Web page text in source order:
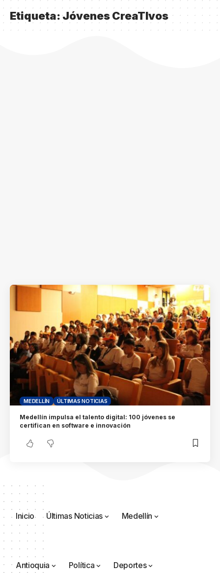
Etiqueta:Jóvenes CreaTIvos
MEDELLÍN ÚLTIMAS NOTICIAS
Medellín impulsa el talento digital: 100 jóvenes se
certifican en software e innovación
Inicio Últimas Noticias Medellín
Antioquia Política Deportes